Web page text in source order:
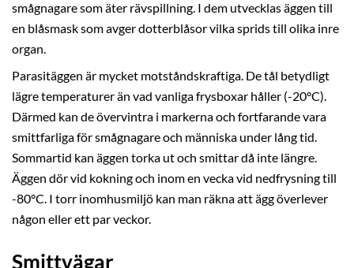
smågnagare som äter rävspillning. I dem utvecklas äggen till
en blåsmask som avger dotterblåsor vilka sprids till olika inre
organ.
Parasitäggen är mycket motståndskraftiga. De tål betydligt
lägre temperaturer än vad vanliga frysboxar håller (-20°C).
Därmed kan de övervintra i markerna och fortfarande vara
smittfarliga för smågnagare och människa under lång tid.
Sommartid kan äggen torka ut och smittar då inte längre.
Äggen dör vid kokning och inom en vecka vid nedfrysning till
-80°C. I torr inomhusmiljö kan man räkna att ägg överlever
någon eller ett par veckor.
Smittvägar